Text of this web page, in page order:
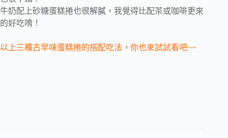
牛奶配上砂糖蛋糕捲也很解膩，我覺得比配茶或咖啡更來
的好吃唷！
以上三種古早味蛋糕捲的搭配吃法，你也來試試看吧~~